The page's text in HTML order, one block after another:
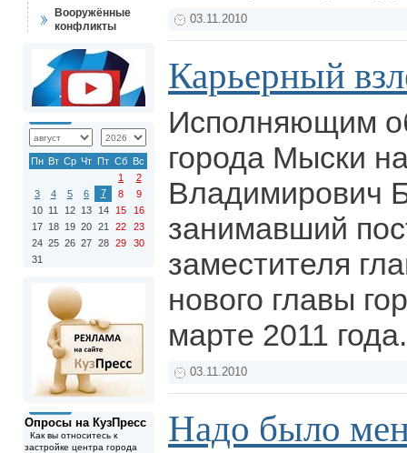
Вооружённые
конфликты
Пн Вт Ср Чт Пт Сб Вс
1
2
3
4 5 6 7 8
9
10 11 12 13 14 15
16
17 18 19 20 21 22
23
24 25 26 27 28 29
30
31
Опросы на КузПресс
Как вы относитесь к
застройке центра города
03.11.2010
Карьерный
Исполняющим
города Мыски
Владимирович
занимавший
заместителя
нового главы
марте 2011
03.11.2010
Надо было